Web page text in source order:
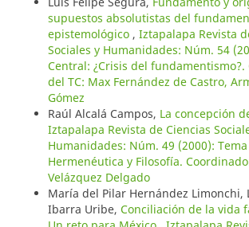
supuestos absolutistas del
epistemológico , Iztapalapa Revista
Sociales y Humanidades: Núm. 54
Central: ¿Crisis del fundamentismo?.
del TC: Max Fernández de Castro,
Gómez
Raúl Alcalá Campos, La concepción
Iztapalapa Revista de Ciencias
Humanidades: Núm. 49 (2000):
Hermenéutica y Filosofía.
Velázquez Delgado
María del Pilar Hernández Limonchi,
Ibarra Uribe, Conciliación de la vida